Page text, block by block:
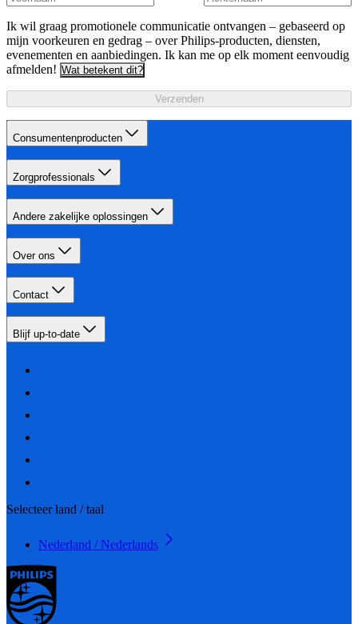
Ik wil graag promotionele communicatie ontvangen – gebaseerd op
mijn voorkeuren en gedrag – over Philips-producten, diensten,
evenementen en aanbiedingen. Ik kan me op elk moment eenvoudig
afmelden! Wat betekent dit?
Verzenden
Consumentenproducten
Zorgprofessionals
Andere zakelijke oplossingen
Over ons
Contact
Blijf up-to-date
Selecteer land / taal
Nederland / Nederlands